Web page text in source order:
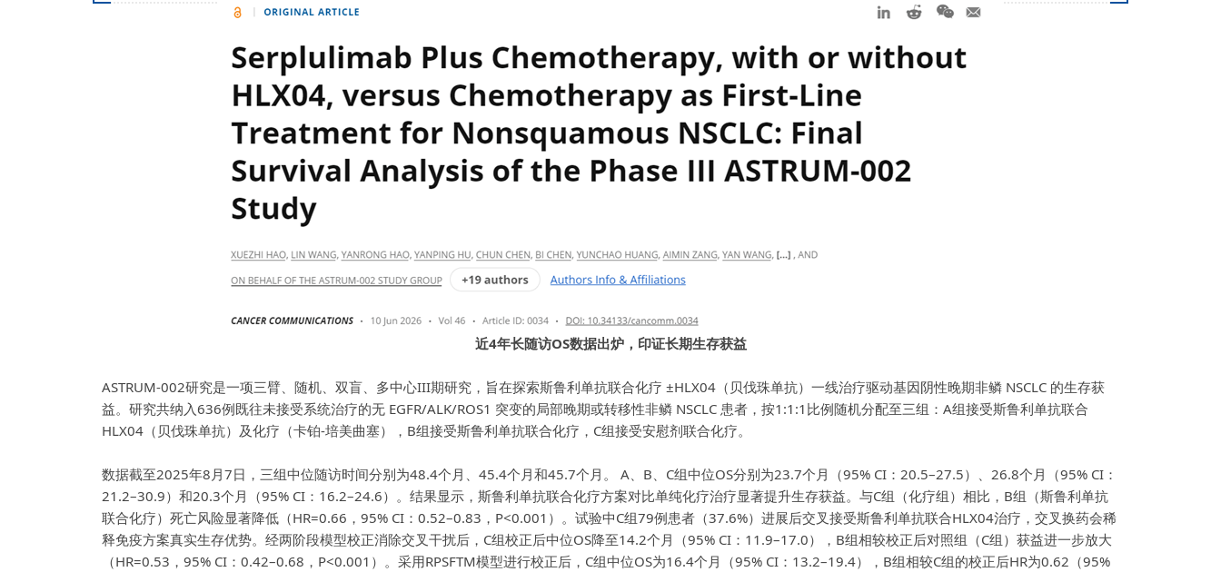
近4年长随访OS数据出炉，印证长期生存获益
ASTRUM-002研究是一项三臂、随机、双盲、多中心III期研究，旨在探索斯鲁利单抗联合化疗 ±HLX04 （贝伐珠单抗）一线治疗驱动基因阴性晚期非鳞 NSCLC 的生存获
益。研究共纳入636例既往未接受系统治疗的无 EGFR/ALK/ROS1 突变的局部晚期或转移性非鳞 NSCLC 患者，按1:1:1比例随机分配至三组：A组接受斯鲁利单抗联合
HLX04（ 贝伐珠单抗）及化疗（卡铂-培美曲塞），B组接受斯鲁利单抗联合化疗，C组接受安慰剂联合化疗。
数据截至2025年8月7日，三组中位随访时间分别为48.4个月、45.4个月和45.7个月。 A、B、C组中位OS分别为23.7个月（95% CI：20.5–27.5）、26.8个月（95% CI：
21.2–30.9）和20.3个月（95% CI：16.2–24.6）。结果显示，斯鲁利单抗联合化疗方案对比单纯化疗治疗显著提升生存获益。与C组（化疗组）相比，B组（斯鲁利单抗
联合化疗）死亡风险显著降低（HR=0.66，95% CI：0.52–0.83，P<0.001）。试验中C组79例患者（37.6%）进展后交叉接受斯鲁利单抗联合HLX04治疗，交叉换药会稀
释免疫方案真实生存优势。经两阶段模型校正消除交叉干扰后，C组校正后中位OS降至14.2个月（95% CI：11.9–17.0），B组相较校正后对照组（C组）获益进一步放大
（HR=0.53，95% CI：0.42–0.68，P<0.001）。采用RPSFTM模型进行校正后，C组中位OS为16.4个月（95% CI：13.2–19.4），B组相较C组的校正后HR为0.62（95%